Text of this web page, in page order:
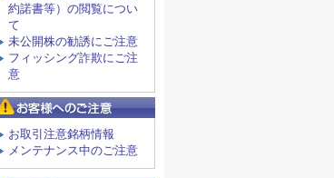
約諾書等）の閲覧につい
て
未公開株の勧誘にご注意
フィッシング詐欺にご注
意
お取引注意銘柄情報
メンテナンス中のご注意